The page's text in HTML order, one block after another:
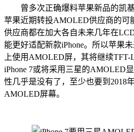
曾多次正确爆料苹果新品的凯基
苹果近期转投AMOLED供应商的可
供应商都在加大各自未来几年在
能更好适配新款iPhone。所以苹果
上使用AMOLED屏，其将继续
iPhone 7或将采用三星的AMOLED
性几乎是没有了，至少也要到2018
AMOLED屏幕。